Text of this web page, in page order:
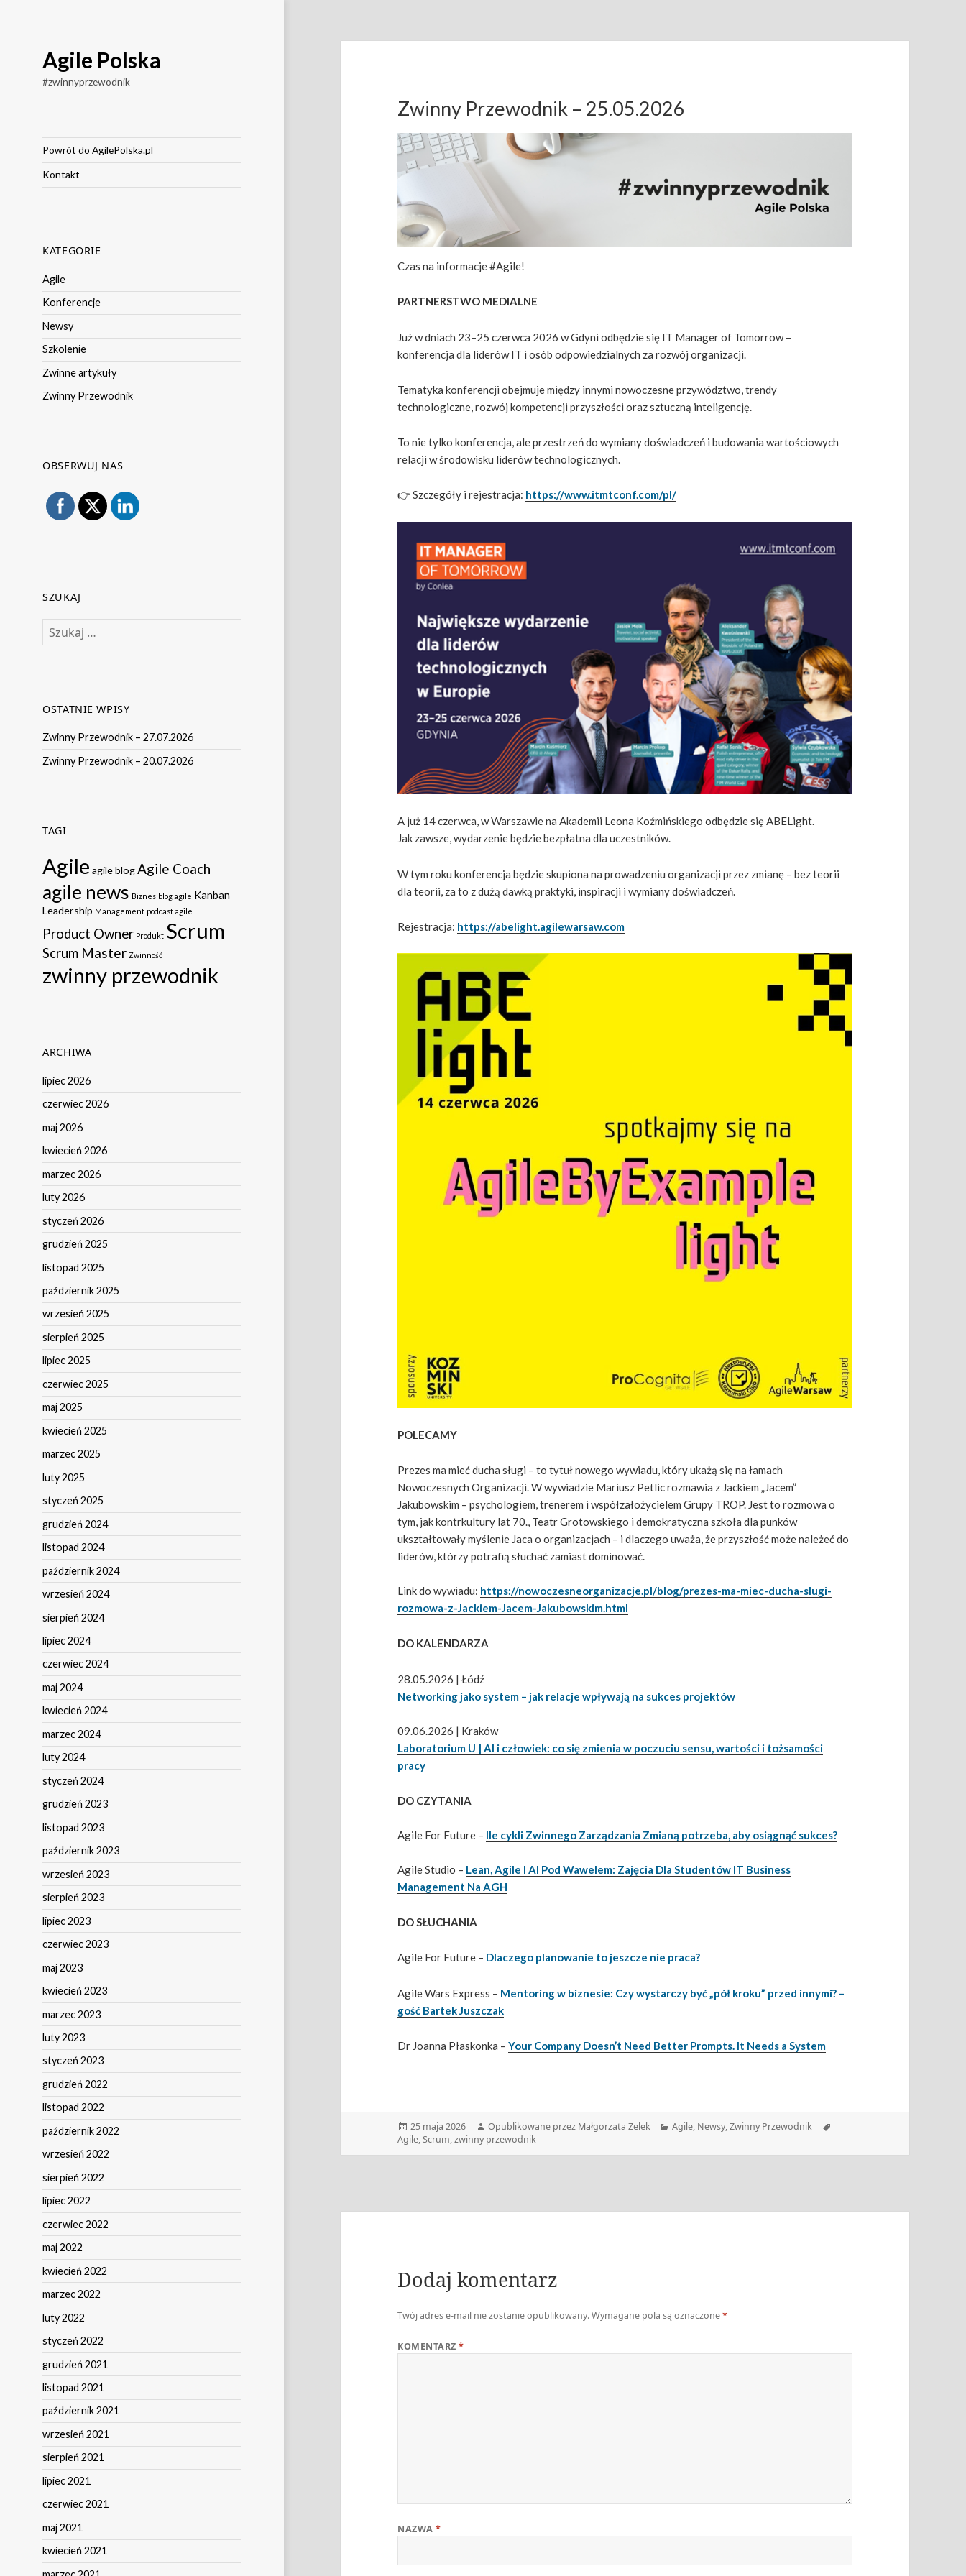
Agile Polska
#zwinnyprzewodnik
Powrót do AgilePolska.pl
Kontakt
KATEGORIE
Agile
Konferencje
Newsy
Szkolenie
Zwinne artykuły
Zwinny Przewodnik
OBSERWUJ NAS
SZUKAJ
OSTATNIE WPISY
Zwinny Przewodnik – 27.07.2026
Zwinny Przewodnik – 20.07.2026
TAGI
Agile agile blogAgile Coach
agile news Biznes blog agile Kanban
Leadership Management podcast agile
Product Owner Produkt Scrum
Scrum Master Zwinność
zwinny przewodnik
ARCHIWA
lipiec 2026
czerwiec 2026
maj 2026
kwiecień 2026
marzec 2026
luty 2026
styczeń 2026
grudzień 2025
listopad 2025
październik 2025
wrzesień 2025
sierpień 2025
lipiec 2025
czerwiec 2025
maj 2025
kwiecień 2025
marzec 2025
luty 2025
styczeń 2025
grudzień 2024
listopad 2024
październik 2024
wrzesień 2024
sierpień 2024
lipiec 2024
czerwiec 2024
maj 2024
kwiecień 2024
marzec 2024
luty 2024
styczeń 2024
grudzień 2023
listopad 2023
październik 2023
wrzesień 2023
sierpień 2023
lipiec 2023
czerwiec 2023
maj 2023
kwiecień 2023
marzec 2023
luty 2023
styczeń 2023
grudzień 2022
listopad 2022
październik 2022
wrzesień 2022
sierpień 2022
lipiec 2022
czerwiec 2022
maj 2022
kwiecień 2022
marzec 2022
luty 2022
styczeń 2022
grudzień 2021
listopad 2021
październik 2021
wrzesień 2021
sierpień 2021
lipiec 2021
czerwiec 2021
maj 2021
kwiecień 2021
Zwinny Przewodnik – 25.05.2026
Czas na informacje #Agile!
PARTNERSTWO MEDIALNE
Już w dniach 23–25 czerwca 2026 w Gdyni odbędzie się IT Manager of Tomorrow –
konferencja dla liderów IT i osób odpowiedzialnych za rozwój organizacji.
Tematyka konferencji obejmuje między innymi nowoczesne przywództwo, trendy
technologiczne, rozwój kompetencji przyszłości oraz sztuczną inteligencję.
To nie tylko konferencja, ale przestrzeń do wymiany doświadczeń i budowania wartościowych
relacji w środowisku liderów technologicznych.
👉 Szczegóły i rejestracja: https://www.itmtconf.com/pl/
A już 14 czerwca, w Warszawie na Akademii Leona Koźmińskiego odbędzie się ABELight.
Jak zawsze, wydarzenie będzie bezpłatna dla uczestników.
W tym roku konferencja będzie skupiona na prowadzeniu organizacji przez zmianę – bez teorii
dla teorii, za to z dużą dawką praktyki, inspiracji i wymiany doświadczeń.
Rejestracja: https://abelight.agilewarsaw.com
POLECAMY
Prezes ma mieć ducha sługi – to tytuł nowego wywiadu, który ukażą się na łamach
Nowoczesnych Organizacji. W wywiadzie Mariusz Petlic rozmawia z Jackiem „Jacem”
Jakubowskim – psychologiem, trenerem i współzałożycielem Grupy TROP. Jest to rozmowa o
tym, jak kontrkultury lat 70., Teatr Grotowskiego i demokratyczna szkoła dla punków
ukształtowały myślenie Jaca o organizacjach – i dlaczego uważa, że przyszłość może należeć do
liderów, którzy potrafią słuchać zamiast dominować.
Link do wywiadu: https://nowoczesneorganizacje.pl/blog/prezes-ma-miec-ducha-slugi-
rozmowa-z-Jackiem-Jacem-Jakubowskim.html
DO KALENDARZA
28.05.2026 | Łódź
Networking jako system – jak relacje wpływają na sukces projektów
09.06.2026 | Kraków
Laboratorium U | AI i człowiek: co się zmienia w poczuciu sensu, wartości i tożsamości
pracy
DO CZYTANIA
Agile For Future – Ile cykli Zwinnego Zarządzania Zmianą potrzeba, aby osiągnąć sukces?
Agile Studio – Lean, Agile I AI Pod Wawelem: Zajęcia Dla Studentów IT Business
Management Na AGH
DO SŁUCHANIA
Agile For Future – Dlaczego planowanie to jeszcze nie praca?
Agile Wars Express – Mentoring w biznesie: Czy wystarczy być „pół kroku” przed innymi? –
gość Bartek Juszczak
Dr Joanna Płaskonka –Your Company Doesn’t Need Better Prompts. It Needs a System
Data
publikacji
25 maja 2026 Autor
Opublikowane przez Małgorzata Zelek Kategorie
Agile, Newsy,Zwinny Przewodnik
Agile,Scrum,zwinny przewodnik
Dodaj komentarz
Twój adres e-mail nie zostanie opublikowany.Wymagane pola są oznaczone*
KOMENTARZ*
NAZWA*